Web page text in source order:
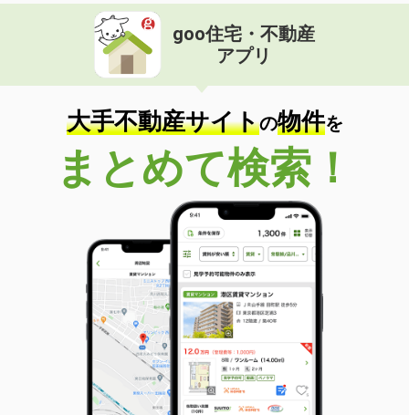
goo住宅・不動産
アプリ
大手不動産サイトの物件を
まとめて検索！